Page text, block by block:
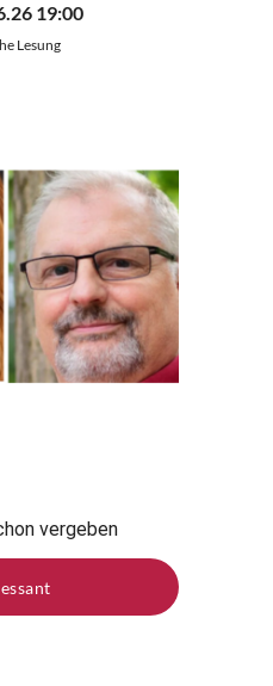
19:00
Lesung
vergeben